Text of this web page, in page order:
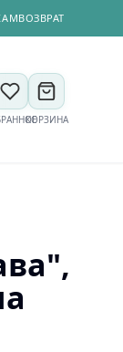
ВОЗВРАТ
КОРЗИНА